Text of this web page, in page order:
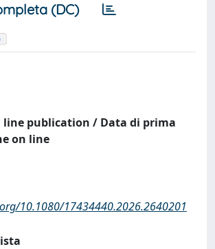
(DC)
line publication / Data di prima
on line
10.1080/17434440.2026.2640201